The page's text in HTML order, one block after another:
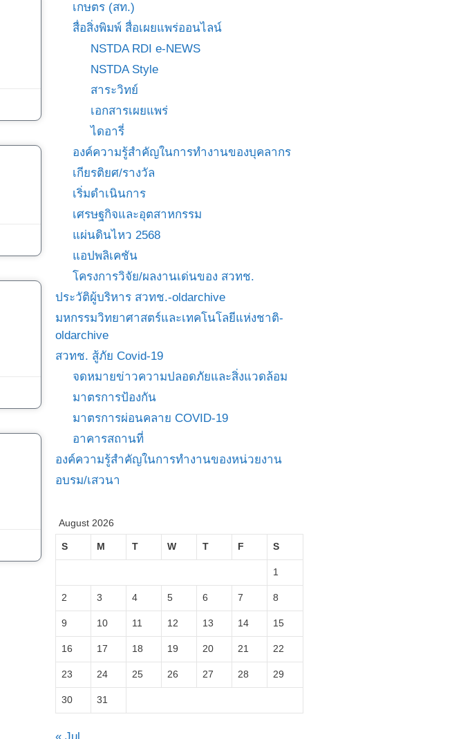
เกษตร (สท.)
สื่อสิ่งพิมพ์ สื่อเผยแพร่ออนไลน์
NSTDA RDI e-NEWS
NSTDA Style
สาระวิทย์
เอกสารเผยแพร่
ไดอารี่
องค์ความรู้สำคัญในการทำงานของบุคลากร
เกียรติยศ/รางวัล
เริ่มดำเนินการ
เศรษฐกิจและอุตสาหกรรม
แผ่นดินไหว 2568
แอปพลิเคชัน
โครงการวิจัย/ผลงานเด่นของ สวทช.
ประวัติผู้บริหาร สวทช.-oldarchive
มหกรรมวิทยาศาสตร์และเทคโนโลยีแห่งชาติ-
oldarchive
สวทช. สู้ภัย Covid-19
จดหมายข่าวความปลอดภัยและสิ่งแวดล้อม
มาตรการป้องกัน
มาตรการผ่อนคลาย COVID-19
อาคารสถานที่
องค์ความรู้สำคัญในการทำงานของหน่วยงาน
อบรม/เสวนา
August 2026
S M T W T F S
1
2 3 4 5 6 7 8
9 10 11 12 13 14 15
16 17 18 19 20 21 22
23 24 25 26 27 28 29
30 31